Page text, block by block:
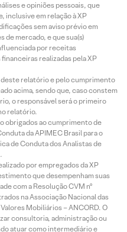
e opiniões pessoais, que
inclusive em relação à XP
sem aviso prévio em
mercado, e que sua(s)
por receitas
realizadas pela XP
relatório e pelo cumprimento
acima, sendo que, caso constem
o responsável será o primeiro
relatório.
obrigados ao cumprimento de
da APIMEC Brasil para o
de Conduta dos Analistas de
por empregados da XP
que desempenham suas
com a Resolução CVM nº
na Associação Nacional das
Mobiliários – ANCORD. O
consultoria, administração ou
atuar como intermediário e